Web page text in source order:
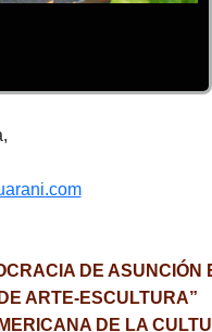
DE ASUNCIÓN
ARTE-ESCULTURA”
DE LA